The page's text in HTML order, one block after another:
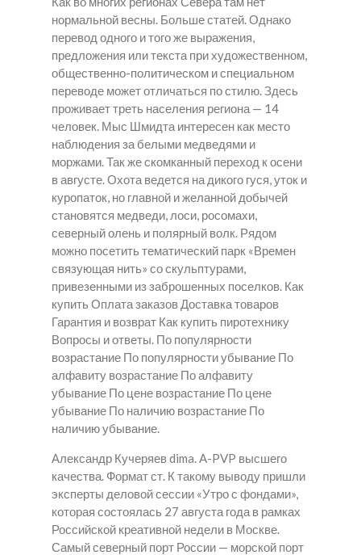
нормальной весны. Больше статей. Однако
перевод одного и того же выражения,
предложения или текста при художественном,
общественно-политическом и специальном
переводе может отличаться по стилю. Здесь
проживает треть населения региона — 14
человек. Мыс Шмидта интересен как место
наблюдения за белыми медведями и
моржами. Так же скомканный переход к осени
в августе. Охота ведется на дикого гуся, уток и
куропаток, но главной и желанной добычей
становятся медведи, лоси, росомахи,
северный олень и полярный волк. Рядом
можно посетить тематический парк «Времен
связующая нить» со скульптурами,
привезенными из заброшенных поселков. Как
купить Оплата заказов Доставка товаров
Гарантия и возврат Как купить пиротехнику
Вопросы и ответы. По популярности
возрастание По популярности убывание По
алфавиту возрастание По алфавиту
убывание По цене возрастание По цене
убывание По наличию возрастание По
наличию убывание.
Александр Кучеряев dima. A-PVP высшего
качества. Формат ст. К такому выводу пришли
эксперты деловой сессии «Утро с фондами»,
которая состоялась 27 августа года в рамках
Российской креативной недели в Москве.
Самый северный порт России — морской порт